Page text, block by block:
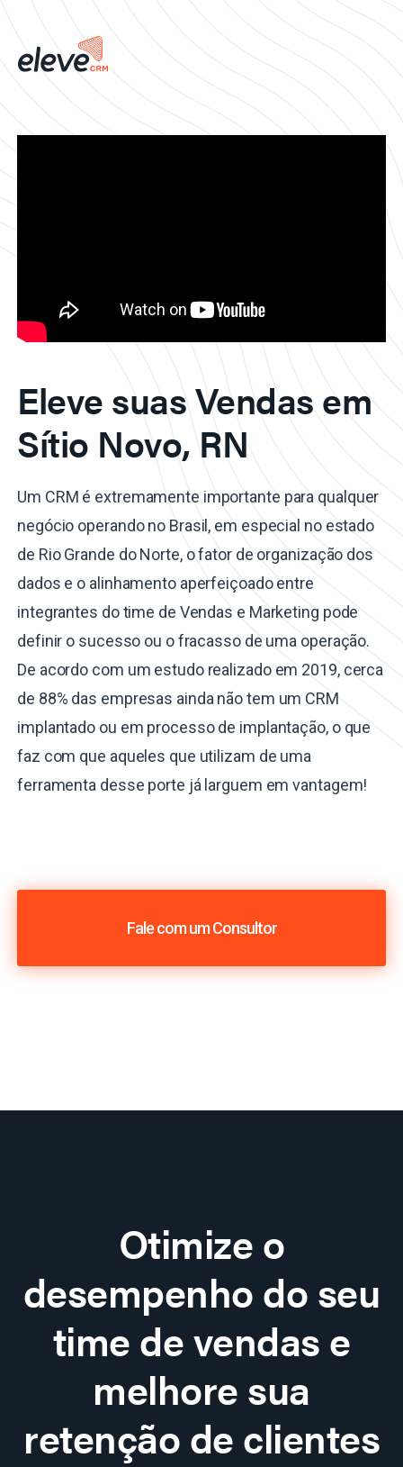
Eleve suas Vendas em
Sítio Novo, RN
Um CRM é extremamente importante para qualquer
negócio operando no Brasil, em especial no estado
de Rio Grande do Norte, o fator de organização dos
dados e o alinhamento aperfeiçoado entre
integrantes do time de Vendas e Marketing pode
definir o sucesso ou o fracasso de uma operação.
De acordo com um estudo realizado em 2019, cerca
de 88% das empresas ainda não tem um CRM
implantado ou em processo de implantação, o que
faz com que aqueles que utilizam de uma
ferramenta desse porte já larguem em vantagem!
Fale com um Consultor
Otimize o
desempenho do seu
time de vendas e
melhore sua
retenção de clientes